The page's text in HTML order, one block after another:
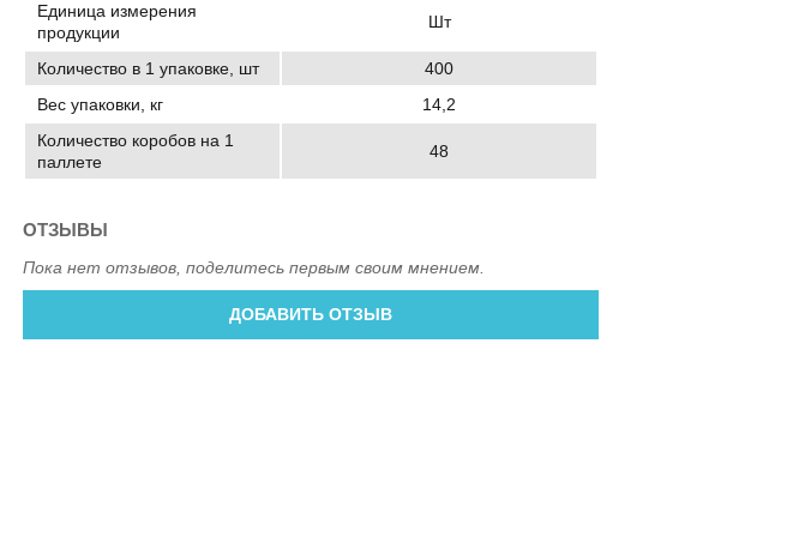
Единица измерения
продукции
Шт
Количество в 1 упаковке, шт
400
Вес упаковки, кг
14,2
Количество коробов на 1
паллете
48
ОТЗЫВЫ
Пока нет отзывов, поделитесь первым своим мнением.
ДОБАВИТЬ ОТЗЫВ